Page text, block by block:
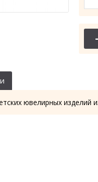
-
ювелирных изделий